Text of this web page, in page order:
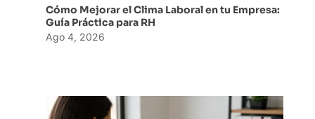
Cómo Mejorar el Clima Laboral en tu Empresa:
Guía Práctica para RH
Ago 4, 2026